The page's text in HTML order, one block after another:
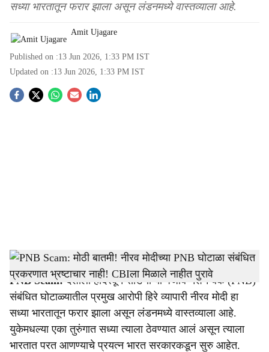
सध्या भारतातून फरार झाला असून लंडनमध्ये वास्तव्याला आहे.
Amit Ujagare
Published on :13 Jun 2026, 1:33 PM IST
Updated on :13 Jun 2026, 1:33 PM IST
S
h
a
r
e
PNB Scam_Nirav Modi
PNB Scam: देशाला हादरवून सोडणाऱ्या पंजाब नॅशन बँक (PNB)
संबंधित घोटाळ्यातील प्रमुख आरोपी हिरे व्यापारी नीरव मोदी हा
सध्या भारतातून फरार झाला असून लंडनमध्ये वास्तव्याला आहे.
युकेमधल्या एका तुरुंगात सध्या त्याला ठेवण्यात आलं असून त्याला
भारतात परत आणण्याचे प्रयत्न भारत सरकारकडून सुरु आहेत.